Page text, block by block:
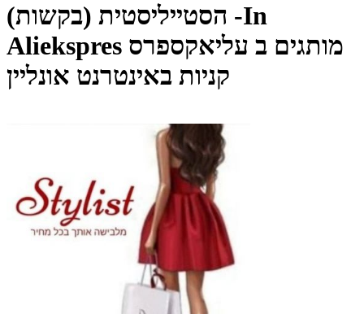
הסטייליסטית (בקשות) -In
Aliekspres מותגים ב עליאקספרס
קניות באינטרנט אונליין